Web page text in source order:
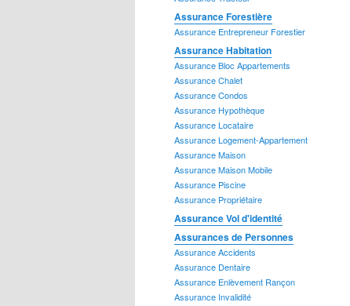
Assurance Juridique
Assurance Services Financiers
Assurance Hypothécaires
Assurance Marge de Crédit
Assurance Prêts
Assurance Forestière
Assurance Entrepreneur Forestier
Assurance Habitation
Assurance Bloc Appartements
Assurance Chalet
Assurance Condos
Assurance Hypothèque
Assurance Locataire
Assurance Logement-Appartement
Assurance Maison
Assurance Maison Mobile
Assurance Piscine
Assurance Propriétaire
Assurance Vol d'identité
Assurances de Personnes
Assurance Accidents
Assurance Dentaire
Assurance Enlèvement Rançon
Assurance Invalidité